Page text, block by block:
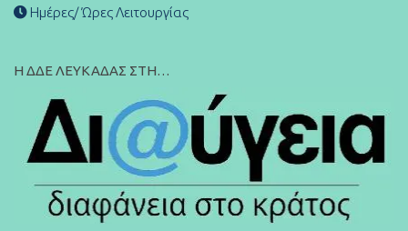
Ημέρες/ Ώρες Λειτουργίας
Η ΔΔΕ ΛΕΥΚΑΔΑΣ ΣΤΗ…